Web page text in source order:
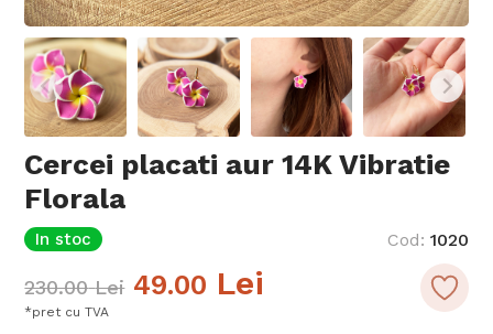
Cercei placati aur 14K Vibratie
Florala
In stoc Cod: 1020
230.00 Lei 49.00 Lei
*pret cu TVA